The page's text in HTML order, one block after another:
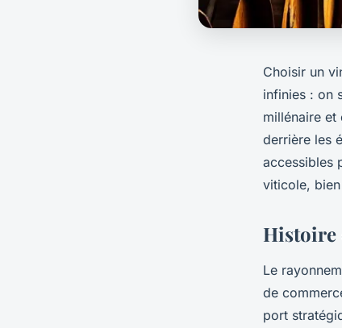
Choisir un
infinies : on
millénaire et
derrière les
accessibles
viticole,
Histoire
Le
de
port